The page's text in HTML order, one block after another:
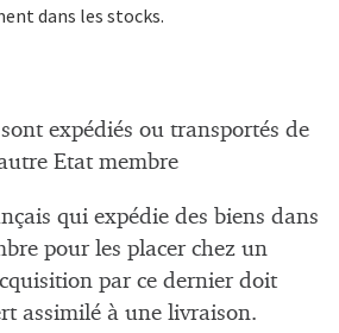
dans les stocks.
expédiés ou transportés de
Etat membre
qui expédie des biens dans
pour les placer chez un
par ce dernier doit
assimilé à une livraison.